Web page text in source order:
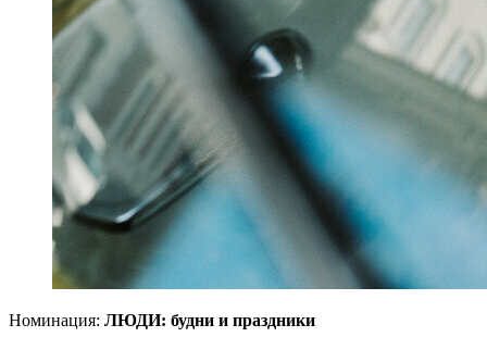
Номинация: ЛЮДИ: будни и праздники